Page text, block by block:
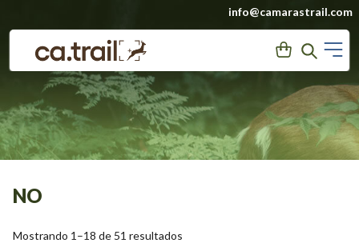
contenido
info@camarastrail.com
User Search
NO
Mostrando 1–18 de 51 resultados